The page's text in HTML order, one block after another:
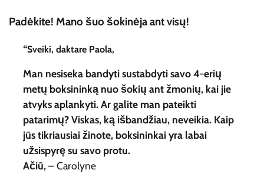
Padėkite! Mano šuo šokinėja ant visų!
“Sveiki, daktare Paola,
Man nesiseka bandyti sustabdyti savo 4-erių
metų boksininką nuo šokių ant žmonių, kai jie
atvyks aplankyti. Ar galite man pateikti
patarimų? Viskas, ką išbandžiau, neveikia. Kaip
jūs tikriausiai žinote, boksininkai yra labai
užsispyrę su savo protu.
Ačiū,– Carolyne